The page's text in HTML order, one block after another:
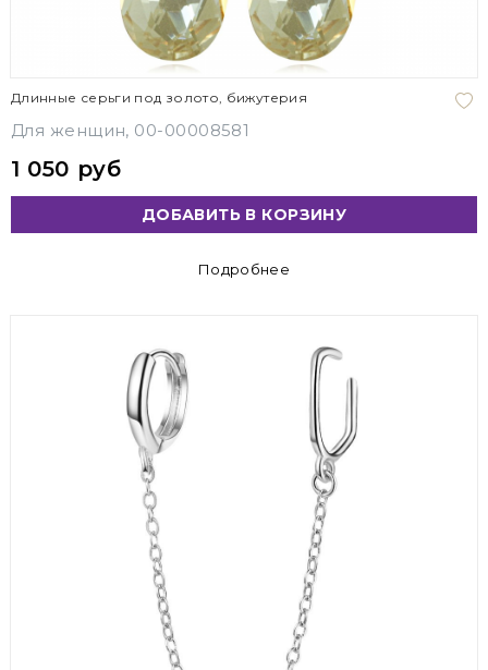
Длинные серьги под золото, бижутерия
Для женщин, 00-00008581
1 050 руб
ДОБАВИТЬ В КОРЗИНУ
Подробнее